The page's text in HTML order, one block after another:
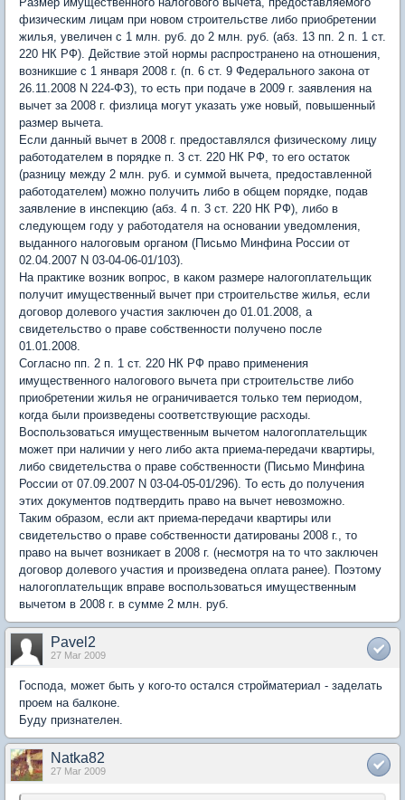
физическим лицам при новом строительстве либо приобретении
жилья, увеличен с 1 млн. руб. до 2 млн. руб. (абз. 13 пп. 2 п. 1 ст.
220 НК РФ). Действие этой нормы распространено на отношения,
возникшие с 1 января 2008 г. (п. 6 ст. 9 Федерального закона от
26.11.2008 N 224-ФЗ), то есть при подаче в 2009 г. заявления на
вычет за 2008 г. физлица могут указать уже новый, повышенный
размер вычета.
Если данный вычет в 2008 г. предоставлялся физическому лицу
работодателем в порядке п. 3 ст. 220 НК РФ, то его остаток
(разницу между 2 млн. руб. и суммой вычета, предоставленной
работодателем) можно получить либо в общем порядке, подав
заявление в инспекцию (абз. 4 п. 3 ст. 220 НК РФ), либо в
следующем году у работодателя на основании уведомления,
выданного налоговым органом (Письмо Минфина России от
02.04.2007 N 03-04-06-01/103).
На практике возник вопрос, в каком размере налогоплательщик
получит имущественный вычет при строительстве жилья, если
договор долевого участия заключен до 01.01.2008, а
свидетельство о праве собственности получено после
01.01.2008.
Согласно пп. 2 п. 1 ст. 220 НК РФ право применения
имущественного налогового вычета при строительстве либо
приобретении жилья не ограничивается только тем периодом,
когда были произведены соответствующие расходы.
Воспользоваться имущественным вычетом налогоплательщик
может при наличии у него либо акта приема-передачи квартиры,
либо свидетельства о праве собственности (Письмо Минфина
России от 07.09.2007 N 03-04-05-01/296). То есть до получения
этих документов подтвердить право на вычет невозможно.
Таким образом, если акт приема-передачи квартиры или
свидетельство о праве собственности датированы 2008 г., то
право на вычет возникает в 2008 г. (несмотря на то что заключен
договор долевого участия и произведена оплата ранее). Поэтому
налогоплательщик вправе воспользоваться имущественным
вычетом в 2008 г. в сумме 2 млн. руб.
Pavel2
27 Mar 2009
Господа, может быть у кого-то остался стройматериал - заделать
проем на балконе.
Буду признателен.
Natka82
27 Mar 2009